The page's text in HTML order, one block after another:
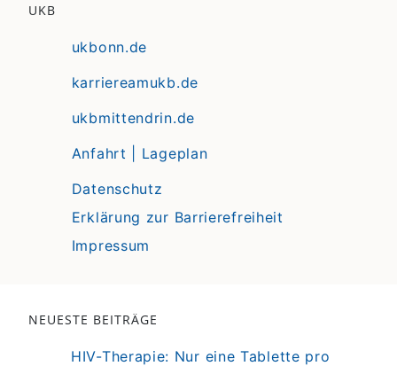
UKB
ukbonn.de
karriereamukb.de
ukbmittendrin.de
Anfahrt | Lageplan
Datenschutz
Erklärung zur Barrierefreiheit
Impressum
NEUESTE BEITRÄGE
HIV-Therapie: Nur eine Tablette pro